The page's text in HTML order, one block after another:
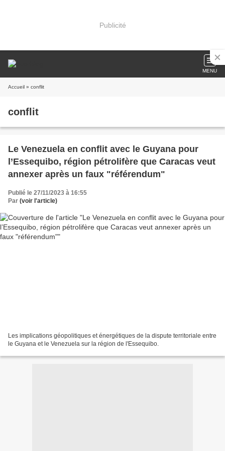
Publicité
MENU
Accueil » conflit
conflit
Le Venezuela en conflit avec le Guyana pour
l’Essequibo, région pétrolifère que Caracas veut
annexer après un faux "référendum"
Publié le 27/11/2023 à 16:55
Par (voir l'article)
Les implications géopolitiques et énergétiques de la dispute territoriale entre
le Guyana et le Venezuela sur la région de l'Essequibo.